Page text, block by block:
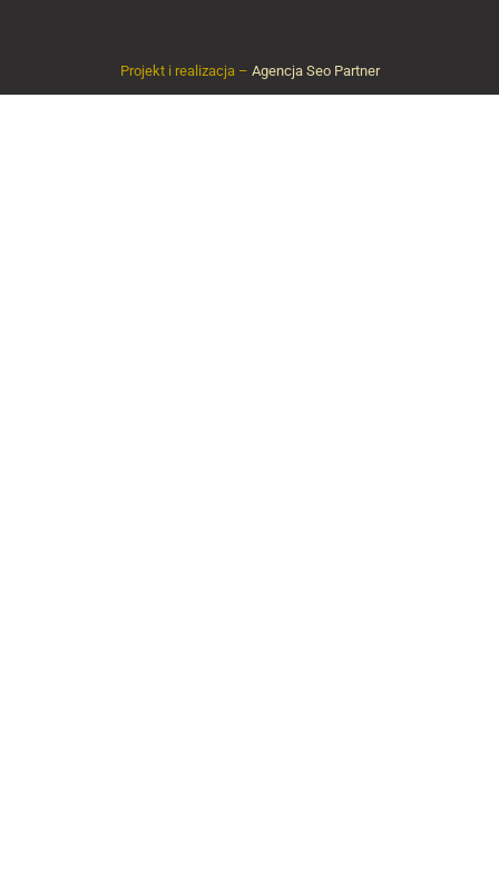
Projekt i realizacja – Agencja Seo Partner